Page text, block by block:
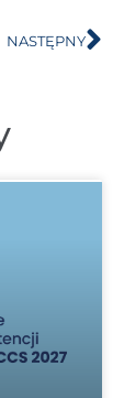
NASTĘPNY